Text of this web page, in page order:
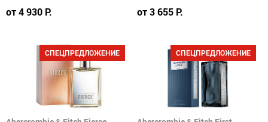
от 4 930 Р.
от 3 655 Р.
СПЕЦПРЕДЛОЖЕНИЕ СПЕЦПРЕДЛОЖЕНИЕ